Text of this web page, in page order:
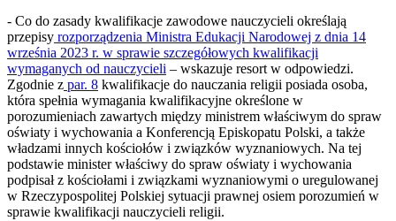
- Co do zasady kwalifikacje zawodowe nauczycieli określają
przepisy rozporządzenia Ministra Edukacji Narodowej z dnia 14
września 2023 r. w sprawie szczegółowych kwalifikacji
wymaganych od nauczycieli – wskazuje resort w odpowiedzi.
Zgodnie z par. 8 kwalifikacje do nauczania religii posiada osoba,
która spełnia wymagania kwalifikacyjne określone w
porozumieniach zawartych między ministrem właściwym do spraw
oświaty i wychowania a Konferencją Episkopatu Polski, a także
władzami innych kościołów i związków wyznaniowych. Na tej
podstawie minister właściwy do spraw oświaty i wychowania
podpisał z kościołami i związkami wyznaniowymi o uregulowanej
w Rzeczypospolitej Polskiej sytuacji prawnej osiem porozumień w
sprawie kwalifikacji nauczycieli religii.